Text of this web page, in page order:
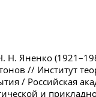
Н. Яненко
// Институт
/ Российская
и